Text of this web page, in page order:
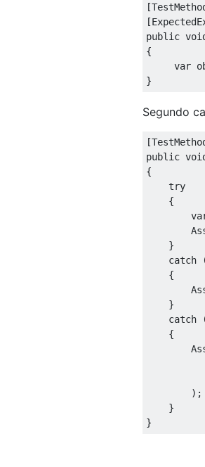
[
[
public
{
var
}
Segundo
[
public
{
try
{
}
catch
{
}
catch
{
);
}
}